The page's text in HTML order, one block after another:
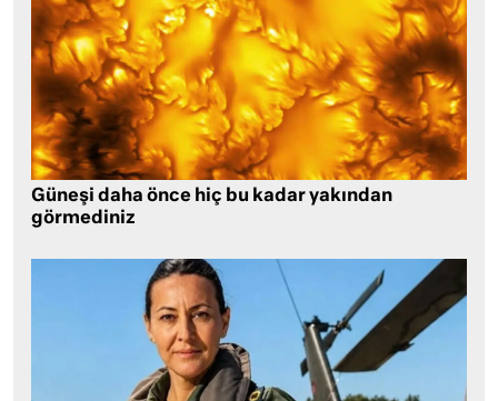
Güneşi daha önce hiç bu kadar yakından
görmediniz